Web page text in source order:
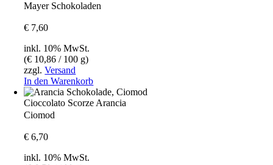
Mayer Schokoladen
€ 7,60
inkl. 10% MwSt.
(€ 10,86 / 100 g)
zzgl.Versand
In den Warenkorb
Cioccolato Scorze Arancia
Ciomod
€ 6,70
inkl. 10% MwSt.